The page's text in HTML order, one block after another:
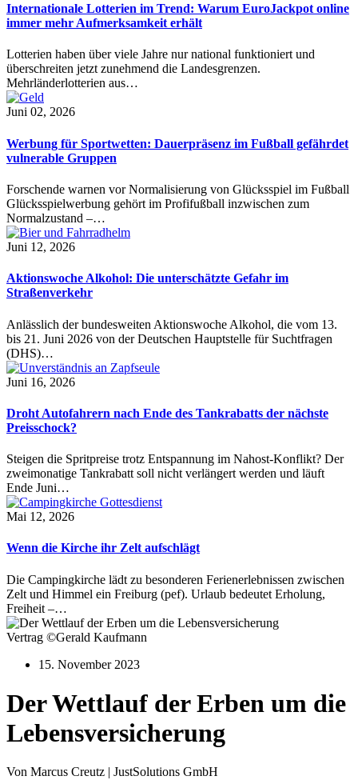
Internationale Lotterien im Trend: Warum EuroJackpot online
immer mehr Aufmerksamkeit erhält
Lotterien haben über viele Jahre nur national funktioniert und
überschreiten jetzt zunehmend die Landesgrenzen.
Mehrländerlotterien aus…
Juni 02, 2026
Werbung für Sportwetten: Dauerpräsenz im Fußball gefährdet
vulnerable Gruppen
Forschende warnen vor Normalisierung von Glücksspiel im Fußball
Glücksspielwerbung gehört im Profifußball inzwischen zum
Normalzustand –…
Juni 12, 2026
Aktionswoche Alkohol: Die unterschätzte Gefahr im
Straßenverkehr
Anlässlich der bundesweiten Aktionswoche Alkohol, die vom 13.
bis 21. Juni 2026 von der Deutschen Hauptstelle für Suchtfragen
(DHS)…
Juni 16, 2026
Droht Autofahrern nach Ende des Tankrabatts der nächste
Preisschock?
Steigen die Spritpreise trotz Entspannung im Nahost-Konflikt? Der
zweimonatige Tankrabatt soll nicht verlängert werden und läuft
Ende Juni…
Mai 12, 2026
Wenn die Kirche ihr Zelt aufschlägt
Die Campingkirche lädt zu besonderen Ferienerlebnissen zwischen
Zelt und Himmel ein Freiburg (pef). Urlaub bedeutet Erholung,
Freiheit –…
Vertrag ©Gerald Kaufmann
15. November 2023
Der Wettlauf der Erben um die
Lebensversicherung
Von Marcus Creutz | JustSolutions GmbH